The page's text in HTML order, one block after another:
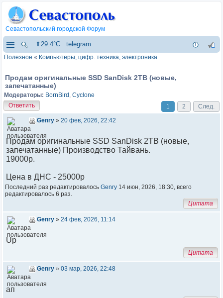
Севастопольский городской Форум
⇑29.4°C telegram
Полезное « Компьютеры, цифр. техника, электроника
Продам оригинальные SSD SanDisk 2TB (новые,
запечатанные)
Модераторы: BornBird , Cyclone
Ответить
1 2 След.
Genry » 20 фев, 2026, 22:42
Продам оригинальные SSD SanDisk 2TB (новые,
запечатанные) Производство Тайвань.
19000р.
Цена в ДНС - 25000р
Последний раз редактировалось Genry 14 июн, 2026, 18:30, всего
редактировалось 6 раз.
Цитата
Genry » 24 фев, 2026, 11:14
Up
Цитата
Genry » 03 мар, 2026, 22:48
ап